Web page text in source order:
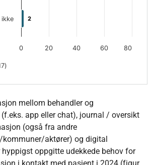
2
2
ikke
0 20 40 60 80
mellom behandler og
app eller chat), journal / oversikt
(også fra andre
aktører) og digital
oppgitte udekkede behov for